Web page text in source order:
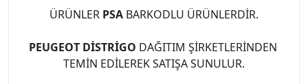
ÜRÜNLER PSA BARKODLU ÜRÜNLERDİR.
PEUGEOT DİSTRİGO DAĞITIM ŞİRKETLERİNDEN
TEMİN EDİLEREK SATIŞA SUNULUR.